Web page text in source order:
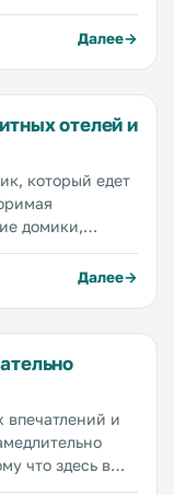
гостевые дома,
и полезная
идеальный
о своем
Далее
отелей и
который едет
домики,
— а только
и
хотелось
предлагаем
и
Далее
впечатлений и
что здесь в